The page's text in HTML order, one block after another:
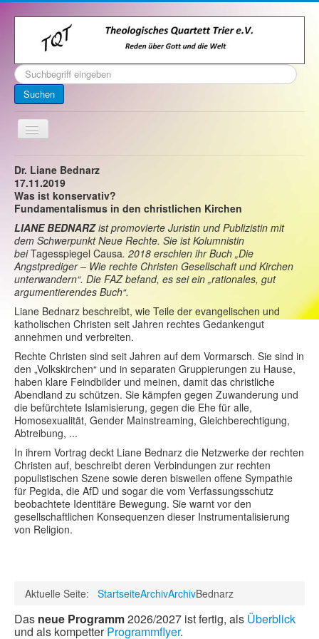
Suchen
...
Suchen
Toggle
Navigation
Startseite
Über uns
Kontakt
Veranstaltungen
Archiv
Impressum
Dr. Liane Bednarz
17.11.2019
Was ist konservativ?
Fundamentalismus in den christlichen Kirchen
LIANEBEDNARZist promovierte Juristin und Publizistin mit
dem Schwerpunkt Neue Rechte. Sie ist Kolumnistin
beiTagesspiegel Causa. 2018 erschien ihr Buch „Die
Angstprediger – Wie rechte Christen Gesellschaft und Kirchen
unterwandern“. Die FAZ befand, es sei ein „rationales, gut
argumentierendes Buch“.
Liane Bednarz beschreibt, wie Teile der evangelischen und
katholischen Christen seit Jahren rechtes Gedankengut
annehmen und verbreiten.
Rechte Christen sind seit Jahren auf dem Vormarsch. Sie sind in
den „Volkskirchen“ und in separaten Gruppierungen zu Hause,
haben klare Feindbilder und meinen, damit das christliche
Abendland zu schützen. Sie kämpfen gegen Zuwanderung und
die befürchtete Islamisierung, gegen die Ehe für alle,
Homosexualität, Gender Mainstreaming, Gleichberechtigung,
Abtreibung, ...
In ihrem Vortrag deckt Liane Bednarz die Netzwerke der rechten
Christen auf, beschreibt deren Verbindungen zur rechten
populistischen Szene sowie deren bisweilen offene Sympathie
für Pegida, die AfD und sogar die vom Verfassungsschutz
beobachtete Identitäre Bewegung. Sie warnt vor den
gesellschaftlichen Konsequenzen dieser Instrumentalisierung
von Religion.
Aktuelle Seite: StartseiteArchivArchivBednarz
Das neue Programm2026/2027 ist fertig, als Überblick
und als kompetterProgrammflyer.